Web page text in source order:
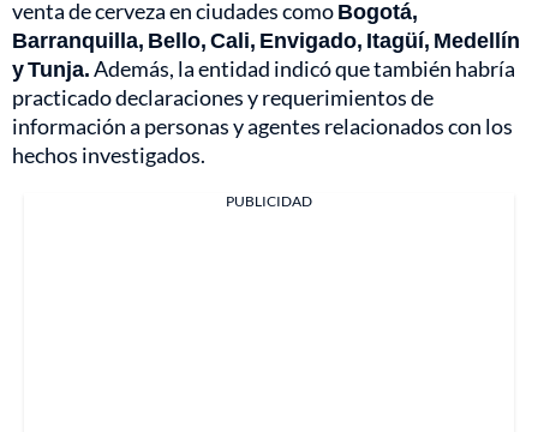
venta de cerveza en ciudades comoBogotá,
Barranquilla, Bello, Cali, Envigado, Itagüí, Medellín
y Tunja.Además, la entidad indicó que también habría
practicado declaraciones y requerimientos de
información a personas y agentes relacionados con los
hechos investigados.
PUBLICIDAD